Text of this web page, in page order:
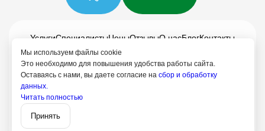
Мы используем файлы cookie
Это необходимо для повышения удобства работы сайта.
Оставаясь с нами, вы даете согласие на сбор и обработку
данных.
Читать полностью
Принять
УслугиСпециалистыЦеныОтзывыО насБлогКонтакты
Политика конфиденциальности
Согласие на обработку
+7 (958) 795-61-54
Усть-Лабинск